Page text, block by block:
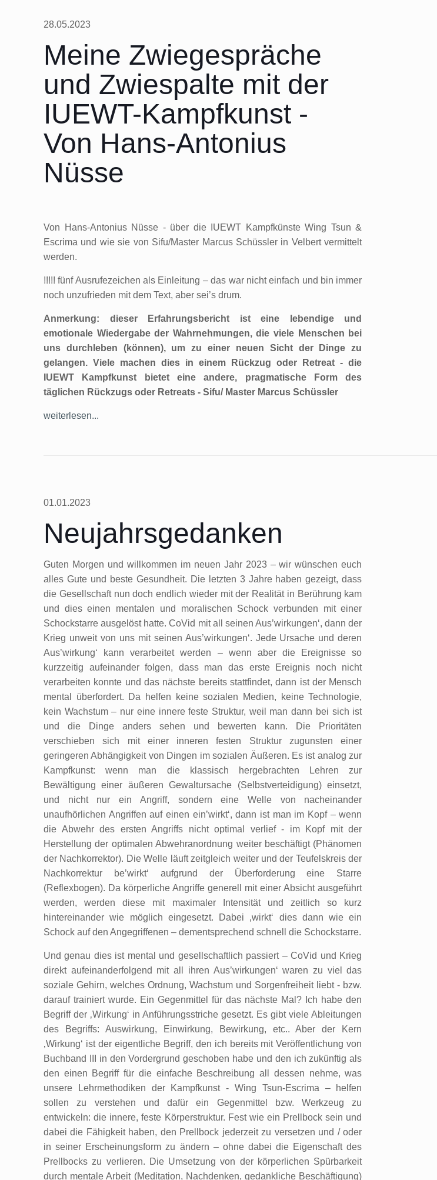
28.05.2023
Meine Zwiegespräche
und Zwiespalte mit der
IUEWT-Kampfkunst -
Von Hans-Antonius
Nüsse
Von Hans-Antonius Nüsse - über die IUEWT Kampfkünste Wing Tsun &
Escrima und wie sie von Sifu/Master Marcus Schüssler in Velbert vermittelt
werden.
!!!!! fünf Ausrufezeichen als Einleitung – das war nicht einfach und bin immer
noch unzufrieden mit dem Text, aber sei’s drum.
Anmerkung: dieser Erfahrungsbericht ist eine lebendige und
emotionale Wiedergabe der Wahrnehmungen, die viele Menschen bei
uns durchleben (können), um zu einer neuen Sicht der Dinge zu
gelangen. Viele machen dies in einem Rückzug oder Retreat - die
IUEWT Kampfkunst bietet eine andere, pragmatische Form des
täglichen Rückzugs oder Retreats - Sifu/ Master Marcus Schüssler
weiterlesen...
01.01.2023
Neujahrsgedanken
Guten Morgen und willkommen im neuen Jahr 2023 – wir wünschen euch
alles Gute und beste Gesundheit. Die letzten 3 Jahre haben gezeigt, dass
die Gesellschaft nun doch endlich wieder mit der Realität in Berührung kam
und dies einen mentalen und moralischen Schock verbunden mit einer
Schockstarre ausgelöst hatte. CoVid mit all seinen Aus’wirkungen‘, dann der
Krieg unweit von uns mit seinen Aus’wirkungen‘. Jede Ursache und deren
Aus’wirkung‘ kann verarbeitet werden – wenn aber die Ereignisse so
kurzzeitig aufeinander folgen, dass man das erste Ereignis noch nicht
verarbeiten konnte und das nächste bereits stattfindet, dann ist der Mensch
mental überfordert. Da helfen keine sozialen Medien, keine Technologie,
kein Wachstum – nur eine innere feste Struktur, weil man dann bei sich ist
und die Dinge anders sehen und bewerten kann. Die Prioritäten
verschieben sich mit einer inneren festen Struktur zugunsten einer
geringeren Abhängigkeit von Dingen im sozialen Äußeren. Es ist analog zur
Kampfkunst: wenn man die klassisch hergebrachten Lehren zur
Bewältigung einer äußeren Gewaltursache (Selbstverteidigung) einsetzt,
und nicht nur ein Angriff, sondern eine Welle von nacheinander
unaufhörlichen Angriffen auf einen ein’wirkt‘, dann ist man im Kopf – wenn
die Abwehr des ersten Angriffs nicht optimal verlief - im Kopf mit der
Herstellung der optimalen Abwehranordnung weiter beschäftigt (Phänomen
der Nachkorrektor). Die Welle läuft zeitgleich weiter und der Teufelskreis der
Nachkorrektur be’wirkt‘ aufgrund der Überforderung eine Starre
(Reflexbogen). Da körperliche Angriffe generell mit einer Absicht ausgeführt
werden, werden diese mit maximaler Intensität und zeitlich so kurz
hintereinander wie möglich eingesetzt. Dabei ‚wirkt‘ dies dann wie ein
Schock auf den Angegriffenen – dementsprechend schnell die Schockstarre.
Und genau dies ist mental und gesellschaftlich passiert – CoVid und Krieg
direkt aufeinanderfolgend mit all ihren Aus’wirkungen‘ waren zu viel das
soziale Gehirn, welches Ordnung, Wachstum und Sorgenfreiheit liebt - bzw.
darauf trainiert wurde. Ein Gegenmittel für das nächste Mal? Ich habe den
Begriff der ‚Wirkung‘ in Anführungsstriche gesetzt. Es gibt viele Ableitungen
des Begriffs: Auswirkung, Einwirkung, Bewirkung, etc.. Aber der Kern
‚Wirkung‘ ist der eigentliche Begriff, den ich bereits mit Veröffentlichung von
Buchband III in den Vordergrund geschoben habe und den ich zukünftig als
den einen Begriff für die einfache Beschreibung all dessen nehme, was
unsere Lehrmethodiken der Kampfkunst - Wing Tsun-Escrima – helfen
sollen zu verstehen und dafür ein Gegenmittel bzw. Werkzeug zu
entwickeln: die innere, feste Körperstruktur. Fest wie ein Prellbock sein und
dabei die Fähigkeit haben, den Prellbock jederzeit zu versetzen und / oder
in seiner Erscheinungsform zu ändern – ohne dabei die Eigenschaft des
Prellbocks zu verlieren. Die Umsetzung von der körperlichen Spürbarkeit
durch mentale Arbeit (Meditation, Nachdenken, gedankliche Beschäftigung)